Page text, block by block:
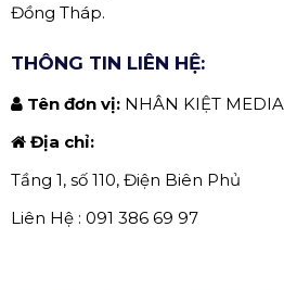
Đồng Tháp.
THÔNG TIN LIÊN HỆ:
Tên đơn vị: NHÂN KIỆT MEDIA
Địa chỉ:
Tầng 1, số 110, Điện Biên Phủ
Liên Hệ : 091 386 69 97